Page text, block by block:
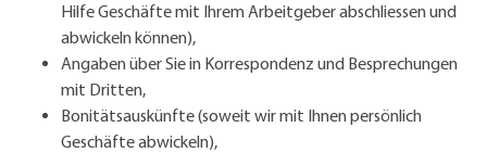
Hilfe Geschäfte mit Ihrem Arbeitgeber abschliessen und
abwickeln können),
Angaben über Sie in Korrespondenz und Besprechungen
mit Dritten,
Bonitätsauskünfte (soweit wir mit Ihnen persönlich
Geschäfte abwickeln),